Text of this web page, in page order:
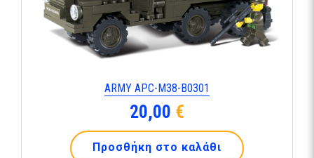
ARMY APC-M38-B0301
20,00 €
Προσθήκη στο καλάθι